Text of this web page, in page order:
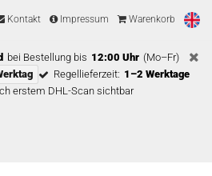
Kontakt Impressum Warenkorb
bei Bestellung bis 12:00 Uhr (Mo–Fr)
Regellieferzeit: 1–2 Werktage
erstem DHL-Scan sichtbar